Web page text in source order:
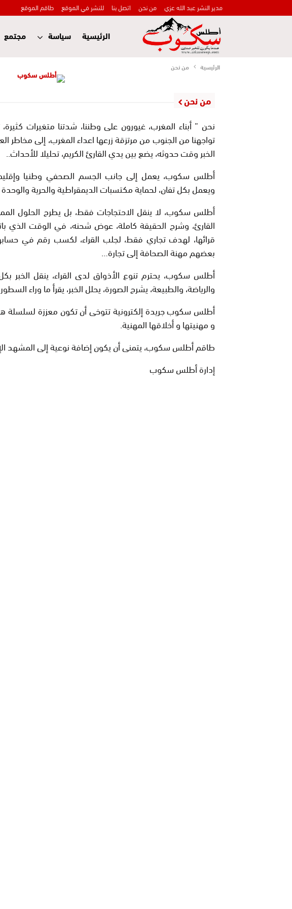
مدير النشر عبد الله عزي من نحن اتصل بنا للنشر في الموقع طاقم الموقع
الرئيسية سياسة مجتمع
الرئيسية من نحن
من نحن
نحن ” أبناء المغرب، غيورون على وطننا، شدتنا متغيرات
تواجهنا من الجنوب من مرتزقة زرعها اعداء المغرب، إلى
الخبر وقت حدوثه، يضع بين يدي القارئ الكريم، تحليلا للأحداث..
أطلس سكوب، يعمل إلى جانب الجسم الصحفي وطنيا
ويعمل بكل تفان، لحماية مكتسبات الديمقراطية والحرية
أطلس سكوب، لا ينقل الاحتجاجات فقط، بل يطرح الحلول
القارئ، وشرح الحقيقة كاملة، عوض شحنه، في الوقت الذي
قرائها، لهدف تجاري فقط، لجلب القراء، لكسب رقم في
بعضهم مهنة الصحافة إلى تجارة…
أطلس سكوب، يحترم تنوع الأذواق لدى القراء، ينقل الخبر
والرياضة، والطبيعة، يشرح الصورة، يحلل الخبر، يقرأ ما وراء
أطلس سكوب جريدة إلكترونية تتوخى أن تكون معززة لسلسلة
و مهنيتها و أخلاقها المهنية.
طاقم أطلس سكوب، يتمنى أن يكون إضافة نوعية إلى المشهد
إدارة أطلس سكوب